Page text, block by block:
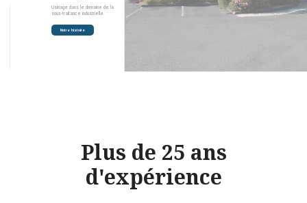
Usinage dans le domaine de la
sous-traitance industrielle
Notre histoire
Plus de 25 ans
d'expérience